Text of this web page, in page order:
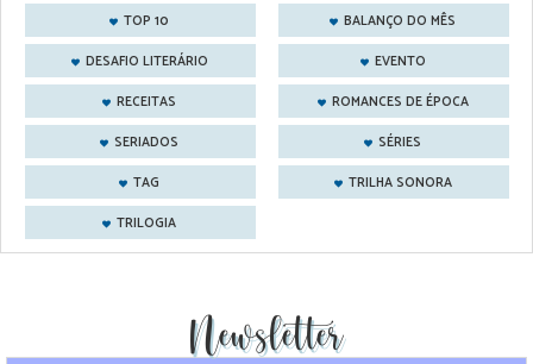
TOP 10
BALANÇO DO MÊS
DESAFIO LITERÁRIO
EVENTO
RECEITAS
ROMANCES DE ÉPOCA
SERIADOS
SÉRIES
TAG
TRILHA SONORA
TRILOGIA
Newsletter